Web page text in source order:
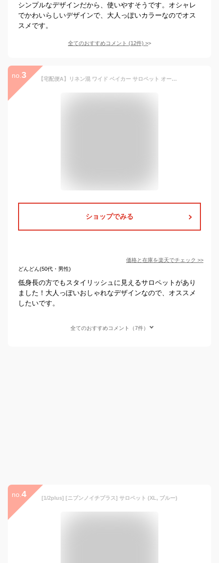
シンプルなデザインだから、使いやすそうです。オシャレ
でかわいらしいデザインで、大人っぽいカラーなのでオス
スメです。
全てのおすすめコメント (12件) >
no. 3 【宅配便A】リネン混 ワイド ベイカー サロペット オーバーオール ボトムス カジュアル レディース リネン レーヨン 体型カバー 春 夏【メール便NG】
ショップでみる
価格と在庫を楽天でチェック >>
どんどん(50代・男性)
低身長の方でもスタイリッシュに見えるサロペットがあり
ました！大人っぽいおしゃれなデザインなので、オススメ
したいです。
全てのおすすめコメント（7件）
no. 4 [1/2plus] [ニブンノイチプラス] サロペット (XL, ブルー)